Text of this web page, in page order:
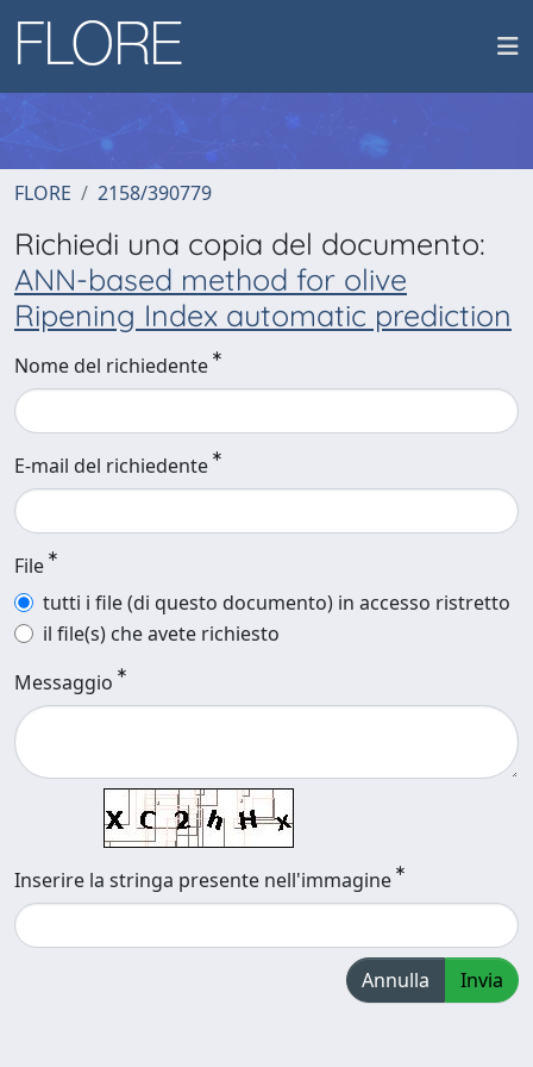
FLORE 2158/390779
Richiedi una copia del documento:
ANN-based method for olive
Ripening Index automatic prediction
Nome del richiedente
E-mail del richiedente
File
tutti i file (di questo documento) in accesso ristretto
il file(s) che avete richiesto
Messaggio
Inserire la stringa presente nell'immagine
Annulla Invia